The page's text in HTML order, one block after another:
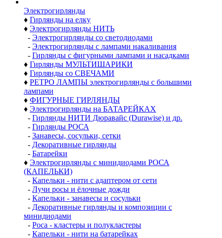
Электро­гирлянды
♦ Гирлянды на елку
♦ Электрогирлянды НИТЬ
- Электрогирлянды со светодиодами
- Электрогирлянды с лампами накаливания
- Гирлянды с фигурными лампами и насадками
♦ Гирлянды МУЛЬТИШАРИКИ
♦ Гирлянды со СВЕЧАМИ
♦ РЕТРО ЛАМПЫ электрогирлянды с большими
лампами
♦ ФИГУРНЫЕ ГИРЛЯНДЫ
♦ Электрогирлянды на БАТАРЕЙКАХ
- Гирлянды НИТИ Дюравайс (Durawise) и др.
- Гирлянды РОСА
- Занавесы, сосульки, сетки
- Декоративные гирлянды
- Батарейки
♦ Электрогирлянды с минидиодами РОСА
(КАПЕЛЬКИ)
- Капельки - нити с адаптером от сети
- Лучи росы и ёлочные дожди
- Капельки - занавесы и сосульки
- Декоративные гирлянды и композиции с
минидиодами
- Роса - кластеры и полукластеры
- Капельки - нити на батарейках